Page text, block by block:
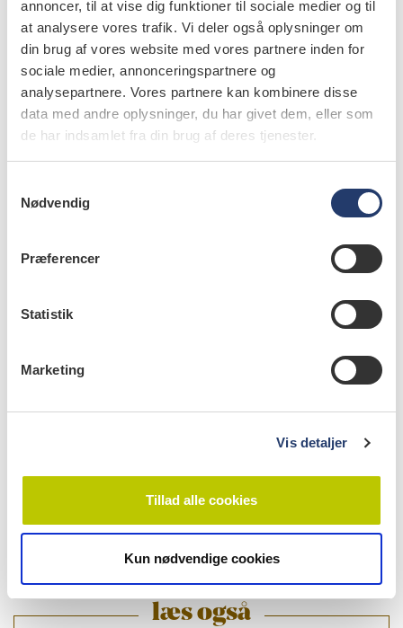
annoncer, til at vise dig funktioner til sociale medier og til
at analysere vores trafik. Vi deler også oplysninger om
din brug af vores website med vores partnere inden for
sociale medier, annonceringspartnere og
analysepartnere. Vores partnere kan kombinere disse
data med andre oplysninger, du har givet dem, eller som
de har indsamlet fra din brug af deres tjenester.
Nødvendig
Præferencer
Statistik
Marketing
Vis detaljer
Tillad alle cookies
Kun nødvendige cookies
læs bladet
Jukka Leinonen
Ann-Marie Roos Jansåker
Associate professor, ph.d.,
Malmö University, and senior consultant in periodontology,
Borgskavillans Specialisttandvård, Lund, Sweden
Kim Ekstrand,lektor, ph.d., Fagområdet for Cariologi og
Sundhedsvidenskabelige Fakultet, Københavns Universitet
Anne Nordrehaug Åstrøm,professor, Universitetet i
Bergen, Senter for internasjonal helse, Odontologisk Institutt
læs også